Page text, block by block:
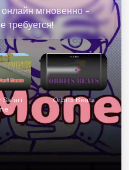
мгновенно -
требуется!
Safari
Orbits Beats